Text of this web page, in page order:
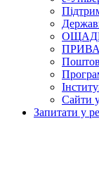
Сайти
Запитати у